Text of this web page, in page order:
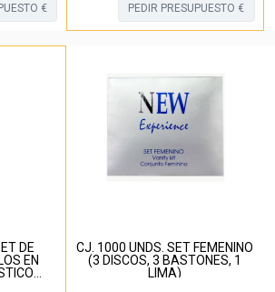
€ PEDIR PRESUPUESTO €
DE
EN
CJ. 1000 UNDS. SET FEMENINO
(3 DISCOS, 3 BASTONES, 1
LIMA)